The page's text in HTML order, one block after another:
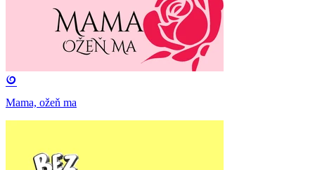
Mama, ožeň ma